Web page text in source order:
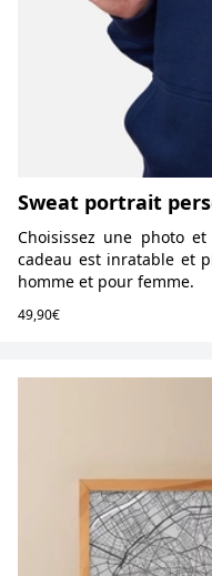
Sweat portrait
Choisissez une photo
cadeau est inratable et
homme et pour femme.
49,90€